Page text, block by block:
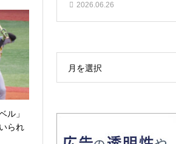
ル」
られ
2026.06.26
月を選択